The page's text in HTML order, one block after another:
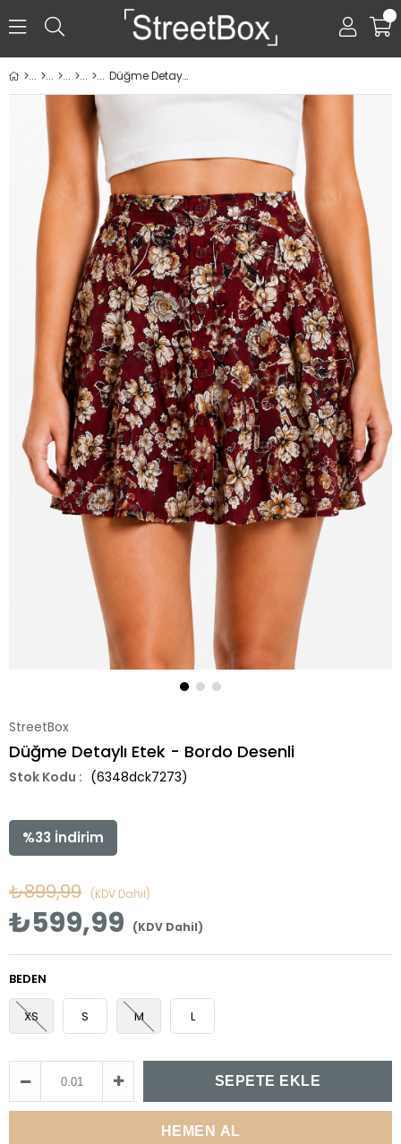
0
Düğme Detaylı Etek - Bordo Desenli
StreetBox
Düğme Detaylı Etek - Bordo Desenli
(6348dck7273)
%33 İndirim
₺899,99 (KDV Dahil)
₺599,99 (KDV Dahil)
BEDEN
XS S M L